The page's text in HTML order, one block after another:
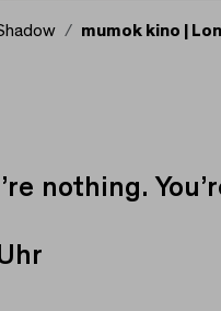
mumok kino |
|
nothing.